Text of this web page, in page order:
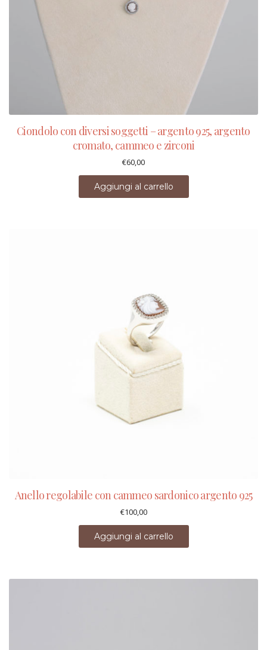
Ciondolo con diversi soggetti – argento 925, argento
cromato, cammeo e zirconi
€60,00
Aggiungi al carrello
Anello regolabile con cammeo sardonico argento 925
€100,00
Aggiungi al carrello